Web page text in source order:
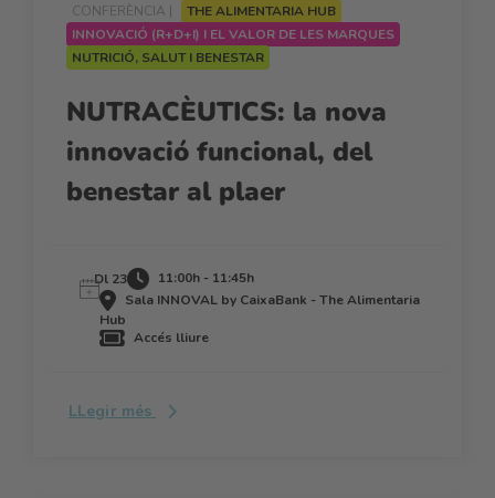
CONFERÈNCIA |
THE ALIMENTARIA HUB
INNOVACIÓ (R+D+I) I EL VALOR DE LES MARQUES
NUTRICIÓ, SALUT I BENESTAR
NUTRACÈUTICS: la nova
innovació funcional, del
benestar al plaer
Dl 23
11:00h - 11:45h
Sala INNOVAL by CaixaBank - The Alimentaria
Hub
Accés lliure
LLegir més